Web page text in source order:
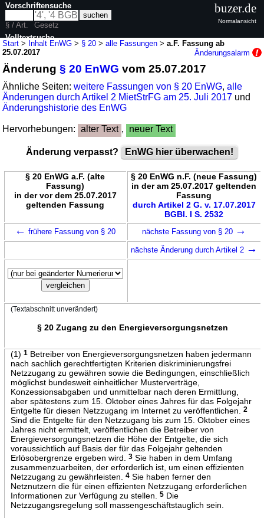
Start > Inhalt EnWG > § 20 >alle Fassungen >a.F. Fassung ab
25.07.2017
Änderungsalarm
Änderung§ 20 EnWG vom 25.07.2017
Ähnliche Seiten:weitere Fassungen von § 20 EnWG,alle
Änderungen durch Artikel 2 MietStrFG am 25. Juli 2017 und
Änderungshistorie des EnWG
Hervorhebungen: alter Text , neuer Text
Änderung verpasst? EnWG hier überwachen!
§ 20 EnWG a.F. (alte
Fassung)
in der vor dem 25.07.2017
geltenden Fassung
§ 20 EnWG n.F. (neue Fassung)
in der am 25.07.2017 geltenden
Fassung
durch Artikel 2 G. v. 17.07.2017
BGBl. I S. 2532
← frühere Fassung von § 20 nächste Fassung von § 20 →
nächste Änderung durch Artikel 2 →
(Textabschnitt unverändert)
§ 20 Zugang zu den Energieversorgungsnetzen
(1) 1Betreiber von Energieversorgungsnetzen haben jedermann
nach sachlich gerechtfertigten Kriterien diskriminierungsfrei
Netzzugang zu gewähren sowie die Bedingungen, einschließlich
möglichst bundesweit einheitlicher Musterverträge,
Konzessionsabgaben und unmittelbar nach deren Ermittlung,
aber spätestens zum 15. Oktober eines Jahres für das Folgejahr
Entgelte für diesen Netzzugang im Internet zu veröffentlichen.
2
Sind die Entgelte für den Netzzugang bis zum 15. Oktober eines
Jahres nicht ermittelt, veröffentlichen die Betreiber von
Energieversorgungsnetzen die Höhe der Entgelte, die sich
voraussichtlich auf Basis der für das Folgejahr geltenden
Erlösobergrenze ergeben wird.
3Sie haben in dem Umfang
zusammenzuarbeiten, der erforderlich ist, um einen effizienten
Netzzugang zu gewährleisten.
4Sie haben ferner den
Netznutzern die für einen effizienten Netzzugang erforderlichen
Informationen zur Verfügung zu stellen.
5Die
Netzzugangsregelung soll massengeschäftstauglich sein.
Vorschriftensuche
§ / Art.
Gesetz
Volltextsuche
buzer.de
Normalansicht